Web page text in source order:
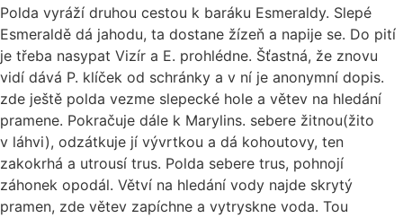
Polda vyráží druhou cestou k baráku Esmeraldy. Slepé
Esmeraldě dá jahodu, ta dostane žízeň a napije se. Do pití
je třeba nasypat Vizír a E. prohlédne. Šťastná, že znovu
vidí dává P. klíček od schránky a v ní je anonymní dopis.
zde ještě polda vezme slepecké hole a větev na hledání
pramene. Pokračuje dále k Marylins. sebere žitnou(žito
v láhvi), odzátkuje jí vývrtkou a dá kohoutovy, ten
zakokrhá a utrousí trus. Polda sebere trus, pohnojí
záhonek opodál. Větví na hledání vody najde skrytý
pramen, zde větev zapíchne a vytryskne voda. Tou